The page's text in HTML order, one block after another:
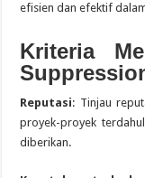
efisien dan efektif
Kriteria
Reputasi: Tinjau
proyek-proyek
diberikan.